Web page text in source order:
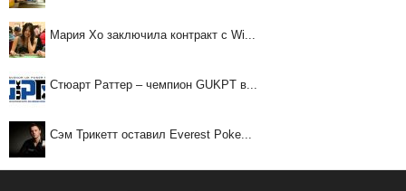
Мария Хо заключила контракт с Wi...
Стюарт Раттер – чемпион GUKPT в...
Сэм Трикетт оставил Everest Poke...